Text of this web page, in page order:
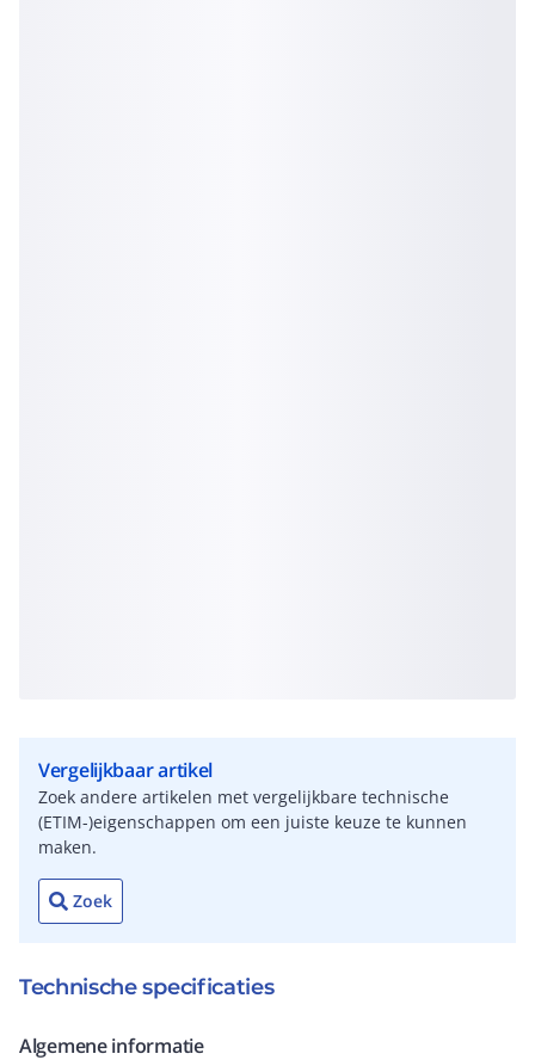
Vergelijkbaar artikel
Zoek andere artikelen met vergelijkbare technische
(ETIM-)eigenschappen om een juiste keuze te kunnen
maken.
Zoek
Technische specificaties
Algemene informatie